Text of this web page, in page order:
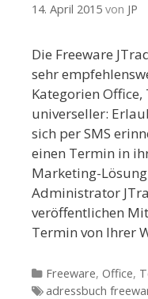
14. April 2015 von JP
Die Freeware
sehr
Kategorien
universeller:
sich per SMS
einen Termin in
Marketing-
Administrator
veröffentlichen
Termin von Ihrer
Kategorien
Freeware, Office,
Tags
adressbuch